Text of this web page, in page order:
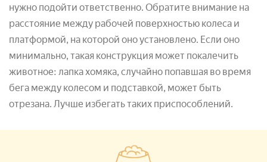
нужно подойти ответственно. Обратите внимание на
расстояние между рабочей поверхностью колеса и
платформой, на которой оно установлено. Если оно
минимально, такая конструкция может покалечить
животное: лапка хомяка, случайно попавшая во время
бега между колесом и подставкой, может быть
отрезана. Лучше избегать таких приспособлений.